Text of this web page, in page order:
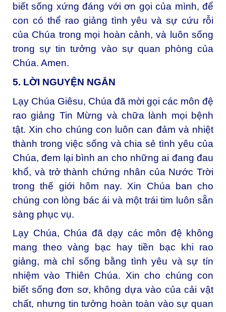
biết sống xứng đáng với ơn gọi của mình, để
con có thể rao giảng tình yêu và sự cứu rỗi
của Chúa trong mọi hoàn cảnh, và luôn sống
trong sự tin tưởng vào sự quan phòng của
Chúa. Amen.
5. LỜI NGUYỆN NGẮN
Lạy Chúa Giêsu, Chúa đã mời gọi các môn đệ
rao giảng Tin Mừng và chữa lành mọi bệnh
tật. Xin cho chúng con luôn can đảm và nhiệt
thành trong việc sống và chia sẻ tình yêu của
Chúa, đem lại bình an cho những ai đang đau
khổ, và trở thành chứng nhân của Nước Trời
trong thế giới hôm nay. Xin Chúa ban cho
chúng con lòng bác ái và một trái tim luôn sẵn
sàng phục vụ.
Lạy Chúa, Chúa đã dạy các môn đệ không
mang theo vàng bạc hay tiền bạc khi rao
giảng, mà chỉ sống bằng tình yêu và sự tín
nhiệm vào Thiên Chúa. Xin cho chúng con
biết sống đơn sơ, không dựa vào của cải vật
chất, nhưng tin tưởng hoàn toàn vào sự quan